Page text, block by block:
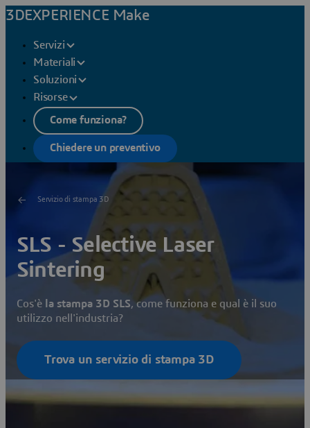
3DEXPERIENCE Make
Servizi
Materiali
Soluzioni
Risorse
Come funziona?
Chiedere un preventivo
Servizio di stampa 3D
SLS - Selective Laser
Sintering
Cos'è la stampa 3D SLS, come funziona e qual è il suo
utilizzo nell'industria?
Trova un servizio di stampa 3D